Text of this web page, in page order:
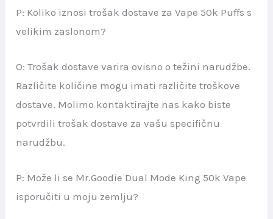
P: Koliko iznosi trošak dostave za Vape 50k Puffs s
velikim zaslonom?
O: Trošak dostave varira ovisno o težini narudžbe.
Različite količine mogu imati različite troškove
dostave. Molimo kontaktirajte nas kako biste
potvrdili trošak dostave za vašu specifičnu
narudžbu.
P: Može li se Mr.Goodie Dual Mode King 50k Vape
isporučiti u moju zemlju?